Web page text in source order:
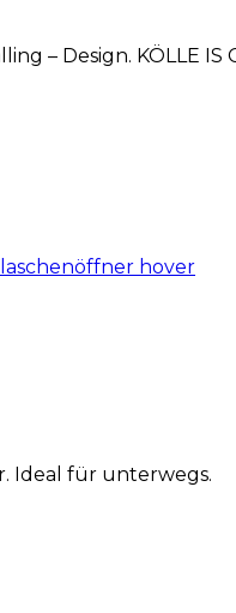
– Design. KÖLLE IS
Ideal für unterwegs.